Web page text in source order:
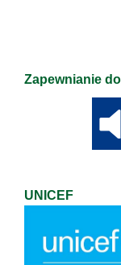
Zapewnianie
UNICEF